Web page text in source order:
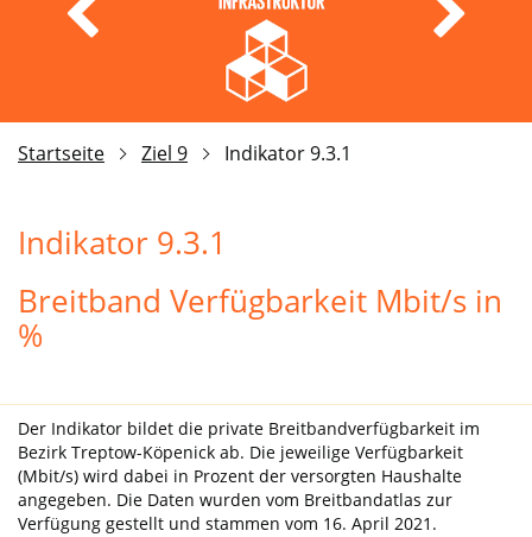
Startseite Ziel 9 Indikator 9.3.1
Indikator 9.3.1
Breitband Verfügbarkeit Mbit/s in
%
Der Indikator bildet die private Breitbandverfügbarkeit im
Bezirk Treptow-Köpenick ab. Die jeweilige Verfügbarkeit
(Mbit/s) wird dabei in Prozent der versorgten Haushalte
angegeben. Die Daten wurden vom Breitbandatlas zur
Verfügung gestellt und stammen vom 16. April 2021.